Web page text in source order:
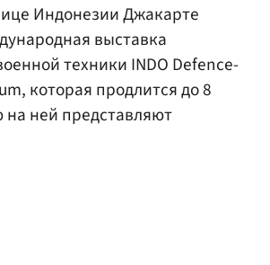
Индонезии Джакарте
выставка
техники INDO Defence-
которая продлится до 8
ней представляют